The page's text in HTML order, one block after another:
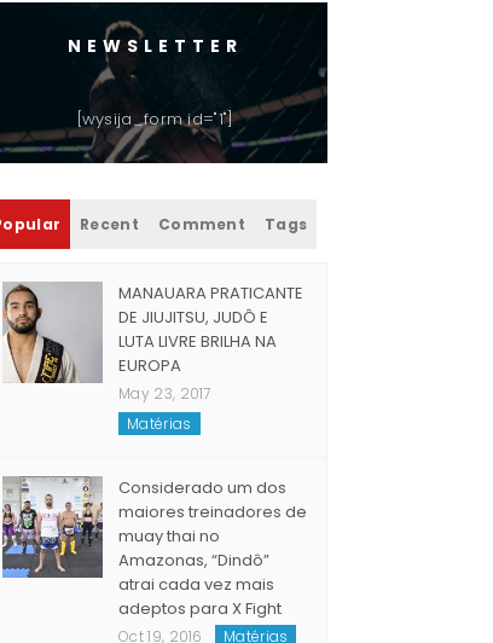
NEWSLETTER
[wysija_form id="1"]
MANAUARA PRATICANTE
DE JIUJITSU, JUDÔ E
LUTA LIVRE BRILHA NA
EUROPA
May 23, 2017
Considerado um dos
maiores treinadores de
muay thai no
Amazonas, “Dindô”
atrai cada vez mais
adeptos para X Fight